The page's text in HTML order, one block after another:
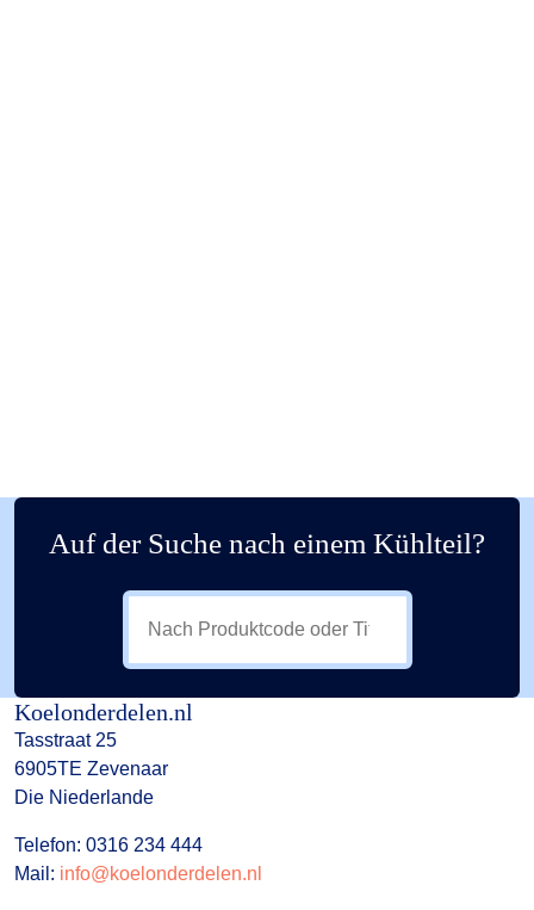
Auf der Suche nach einem Kühlteil?
Koelonderdelen.nl
Tasstraat 25
6905TE Zevenaar
Die Niederlande
Telefon: 0316 234 444
Mail: info@koelonderdelen.nl